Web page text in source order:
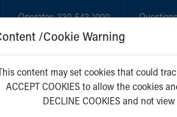
Operator:330-543-1000
GET CARE
/Cookie Warning
content may set cookies that could
ACCEPT COOKIES to allow the cookies
DECLINE COOKIES and not